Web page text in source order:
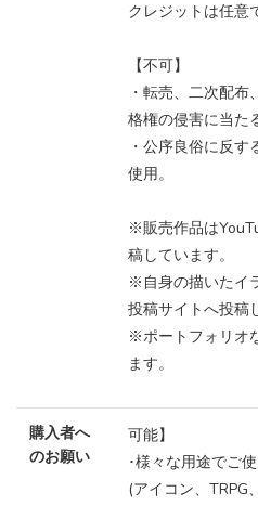
クレジットは任意
【不可】
・転売、二次配
格権の侵害に当た
・公序良俗に反
使用。
※販売作品は
稿しています。
※自身の描いたイ
投稿サイトへ投稿
※ポートフォリオ
ます。
購入者へ
のお願い
可能】
･様々な用途でご
(アイコン、TRPG